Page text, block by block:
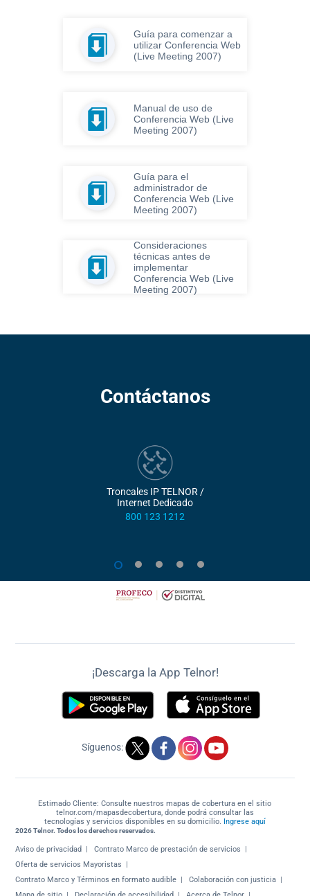
Guía para comenzar a
utilizar Conferencia Web
(Live Meeting 2007)
Manual de uso de
Conferencia Web (Live
Meeting 2007)
Guía para el
administrador de
Conferencia Web (Live
Meeting 2007)
Consideraciones
técnicas antes de
implementar
Conferencia Web (Live
Meeting 2007)
Contáctanos
Troncales IP TELNOR /
Internet Dedicado
800 123 1212
1
¡Descarga la App Telnor!
Síguenos:
Estimado Cliente: Consulte nuestros mapas de cobertura en el sitio
telnor.com/mapasdecobertura, donde podrá consultar las
tecnologías y servicios disponibles en su domicilio. Ingrese aquí
2026 Telnor. Todos los derechos reservados.
Aviso de privacidad
Contrato Marco de prestación de servicios
Oferta de servicios Mayoristas
Contrato Marco y Términos en formato audible
Colaboración con justicia